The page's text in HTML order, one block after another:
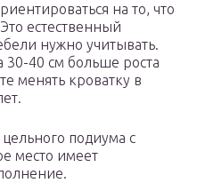
на то, что
естественный
нужно учитывать.
40 см больше роста
менять кроватку в
подиума с
место имеет